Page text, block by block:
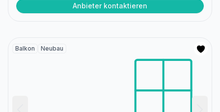
Anbieter kontaktieren
Balkon Neubau